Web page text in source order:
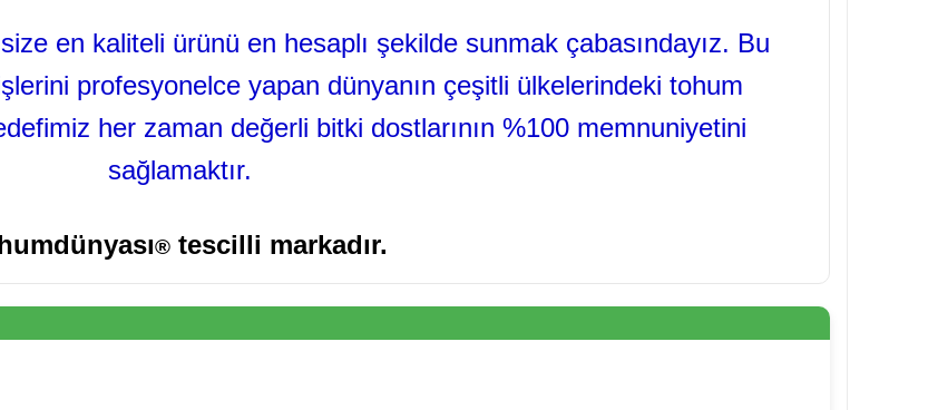
en kaliteli ürünü en hesaplı şekilde sunmak çabasındayız. Bu
profesyonelce yapan dünyanın çeşitli ülkelerindeki tohum
her zaman değerli bitki dostlarının %100 memnuniyetini
sağlamaktır.
® tescilli markadır.